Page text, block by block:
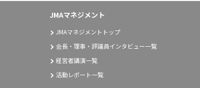
JMAマネジメント
JMAマネジメントトップ
会長・理事・評議員インタビュー一覧
経営者講演一覧
活動レポート一覧